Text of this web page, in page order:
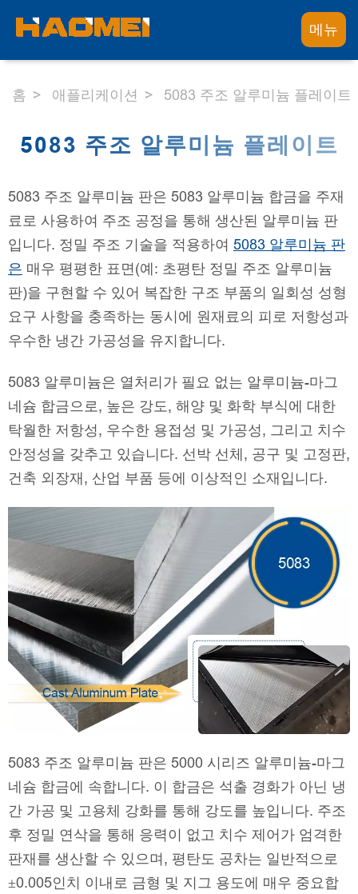
메뉴
홈 애플리케이션 5083 주조 알루미늄 플레이트
5083 주조 알루미늄 플레이트
5083 주조 알루미늄 판은 5083 알루미늄 합금을 주재
료로 사용하여 주조 공정을 통해 생산된 알루미늄 판
입니다. 정밀 주조 기술을 적용하여 5083 알루미늄 판
은 매우 평평한 표면(예: 초평탄 정밀 주조 알루미늄
판)을 구현할 수 있어 복잡한 구조 부품의 일회성 성형
요구 사항을 충족하는 동시에 원재료의 피로 저항성과
우수한 냉간 가공성을 유지합니다.
5083 알루미늄은 열처리가 필요 없는 알루미늄-마그
네슘 합금으로, 높은 강도, 해양 및 화학 부식에 대한
탁월한 저항성, 우수한 용접성 및 가공성, 그리고 치수
안정성을 갖추고 있습니다. 선박 선체, 공구 및 고정판,
건축 외장재, 산업 부품 등에 이상적인 소재입니다.
5083 주조 알루미늄 판은 5000 시리즈 알루미늄-마그
네슘 합금에 속합니다. 이 합금은 석출 경화가 아닌 냉
간 가공 및 고용체 강화를 통해 강도를 높입니다. 주조
후 정밀 연삭을 통해 응력이 없고 치수 제어가 엄격한
판재를 생산할 수 있으며, 평탄도 공차는 일반적으로
±0.005인치 이내로 금형 및 지그 용도에 매우 중요합